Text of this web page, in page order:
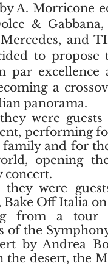
A. Morricone
&
Mercedes, and
to propose
par excellence
a
panorama.
were
performing
and for
opening
concert.
were
Off Italia
from a tour
of the
by Andrea
the desert, the